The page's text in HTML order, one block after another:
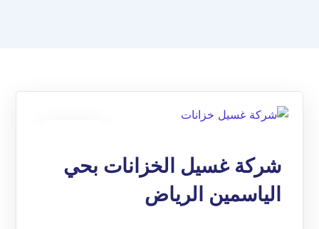
شركة غسيل الخزانات بحي
الياسمين الرياض